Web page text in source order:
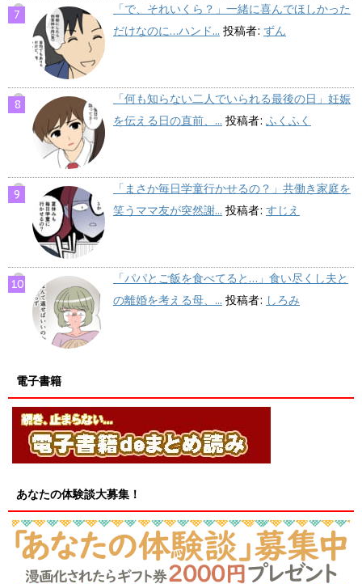
「で、それいくら？」一緒に喜んでほしかった
だけなのに…ハンド... 投稿者: ずん
「何も知らない二人でいられる最後の日」妊娠
を伝える日の直前、... 投稿者: ふくふく
「まさか毎日学童行かせるの？」共働き家庭を
笑うママ友が突然謝... 投稿者: すじえ
「パパとご飯を食べてると…」食い尽くし夫と
の離婚を考える母、... 投稿者: しろみ
電子書籍
あなたの体験談大募集！